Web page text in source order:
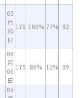
05
月
30
日
176 100% 77% 82
06
月
06
日
175 86% 12% 89
05